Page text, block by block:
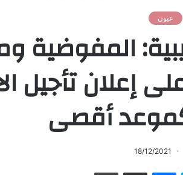
عيون
المفوضية
إعلان تأجيل
كموعد أقصى
18/12/2021
سكايب ماسنجر مشاركة عبر البريد طباعة